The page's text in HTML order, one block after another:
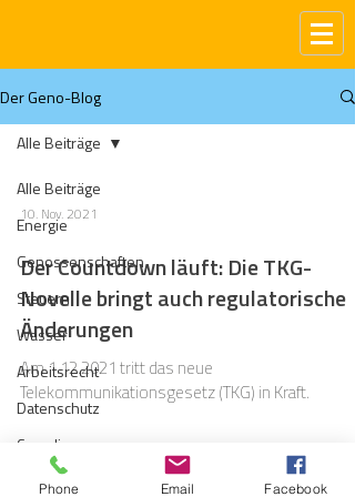
Der Geno-Blog
Alle Beiträge
Energie
Genossenschaften
Steuern
Wasser
Arbeitsrecht
Datenschutz
Compliance
Gas
Alle Beiträge
10. Nov. 2021
Der Countdown läuft: Die TKG-
Novelle bringt auch regulatorische
Änderungen
Am 1.12.2021 tritt das neue
Telekommunikationsgesetz (TKG) in Kraft.
Phone Email Facebook